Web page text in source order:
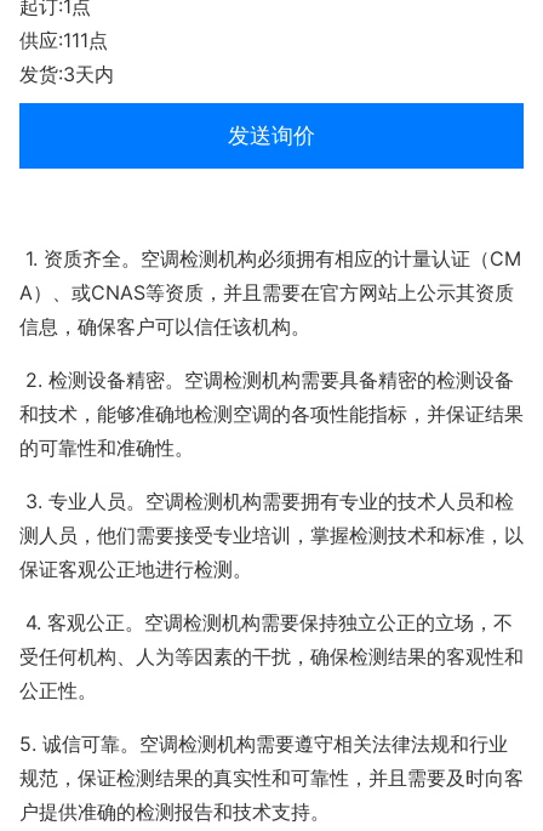
起订:1点
供应:111点
发货:3天内
发送询价
1. 资质齐全。空调检测机构必须拥有相应的计量认证（CM
A）、或CNAS等资质，并且需要在官方网站上公示其资质
信息，确保客户可以信任该机构。
2. 检测设备精密。空调检测机构需要具备精密的检测设备
和技术，能够准确地检测空调的各项性能指标，并保证结果
的可靠性和准确性。
3. 专业人员。空调检测机构需要拥有专业的技术人员和检
测人员，他们需要接受专业培训，掌握检测技术和标准，以
保证客观公正地进行检测。
4. 客观公正。空调检测机构需要保持独立公正的立场，不
受任何机构、人为等因素的干扰，确保检测结果的客观性和
公正性。
5. 诚信可靠。空调检测机构需要遵守相关法律法规和行业
规范，保证检测结果的真实性和可靠性，并且需要及时向客
户提供准确的检测报告和技术支持。